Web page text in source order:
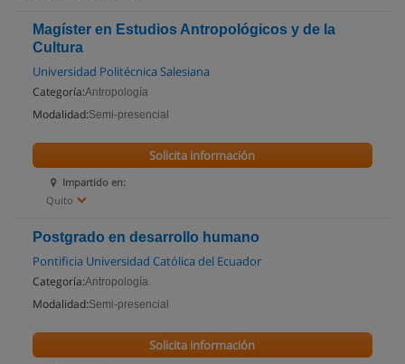
Magíster en Estudios Antropológicos y de la
Cultura
Universidad Politécnica Salesiana
Categoría:Antropología
Modalidad:Semi-presencial
Impartido en:
Quito
Solicita información
Postgrado en desarrollo humano
Pontificia Universidad Católica del Ecuador
Categoría:Antropología
Modalidad:Semi-presencial
Solicita información